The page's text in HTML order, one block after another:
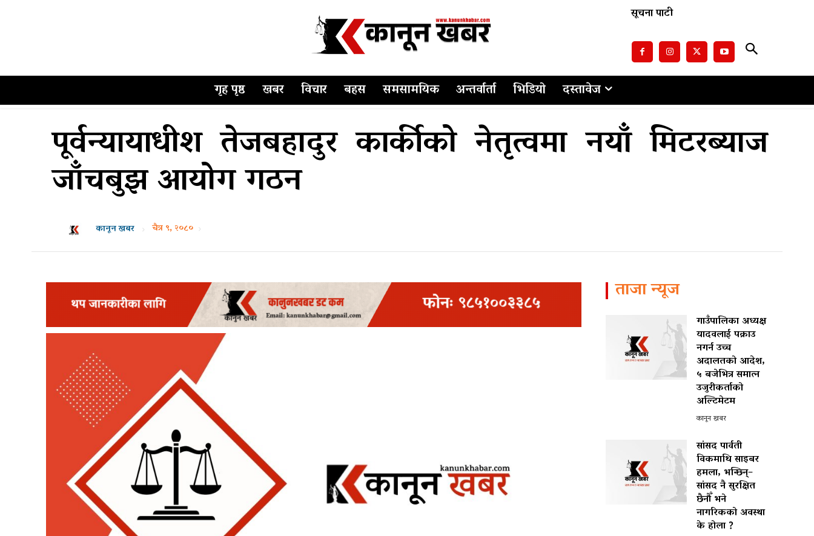
सूचना पाटी
गृह पृष्ठ खबर विचार बहस समसामयिक अन्तर्वार्ता भिडियो दस्तावेज
पूर्वन्यायाधीश तेजबहादुर कार्कीको नेतृत्वमा नयाँ मिटरब्याज
जाँचबुझ आयोग गठन
कानून खबर चैत्र ९, २०८०
ताजा न्यूज
गाउँपालिका अध्यक्ष
यादवलाई पक्राउ
नगर्न उच्च
अदालतको आदेश,
५ बजेभित्र समात्न
उजुरीकर्ताको
अल्टिमेटम
कानून खबर
सांसद पार्वती
विकमाथि साइबर
हमला, भन्छिन्–
सांसद नै सुरक्षित
छैनौँ भने
नागरिकको अवस्था
के होला ?